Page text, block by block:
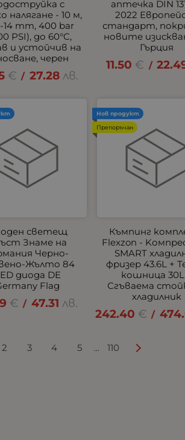
с
налягане - 10 м,
14 mm, 400 bar
PSI), до 60°C,
и устойчив на
черен
€ / 27.28 лв.
аптечка DIN
2022
стандарт,
новите
Гърция
11.50 € /
светещ
Знаме на
Черно-
Жълто 84
диода DE
Flag
€ / 47.31 лв.
Къмпинг
Flexzon -
SMART
фризер 43.6L +
кошница 30L
Сгъваема
хладилник
242.40 € /
Нов продукт
Препоръчан
2 3 4 5 ... 110